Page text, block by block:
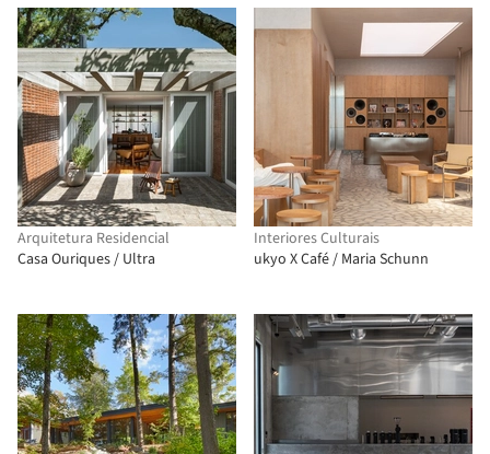
Arquitetura Residencial
Casa Ouriques / Ultra
Interiores Culturais
ukyo X Café / Maria Schunn